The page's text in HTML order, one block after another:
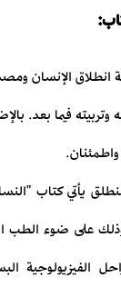
انطلاق الإنسان
وتربيته فيما بعد.
يأتي كتاب
على ضوء الطب